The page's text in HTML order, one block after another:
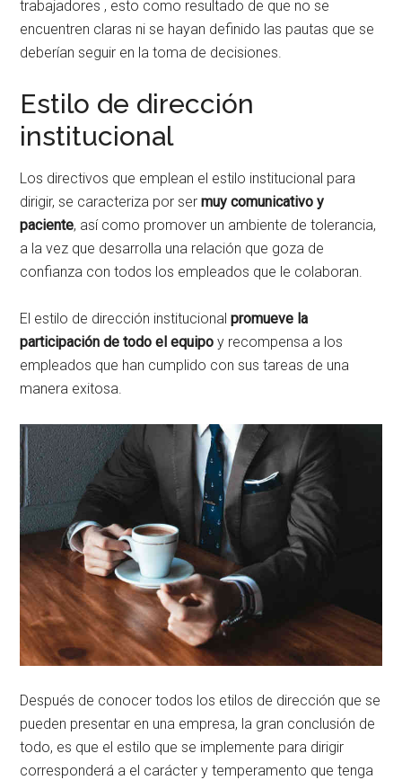
trabajadores , esto como resultado de que no se
encuentren claras ni se hayan definido las pautas que se
deberían seguir en la toma de decisiones.
Estilo de dirección
institucional
Los directivos que emplean el estilo institucional para
dirigir, se caracteriza por sermuy comunicativo y
paciente, así como promover un ambiente de tolerancia,
a la vez que desarrolla una relación que goza de
confianza con todos los empleados que le colaboran.
El estilo de dirección institucionalpromueve la
participación de todo el equipo y recompensa a los
empleados que han cumplido con sus tareas de una
manera exitosa.
Después de conocer todos los etilos de dirección que se
pueden presentar en una empresa, la gran conclusión de
todo, es que el estilo que se implemente para dirigir
corresponderá a el carácter y temperamento que tenga